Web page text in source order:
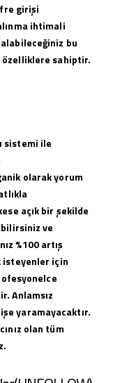
girişi
ihtimali
bu
sahiptir.
sistemi ile
olarak yorum
açık bir şekilde
ve
%100 artış
isteyenler için
Anlamsız
yaramayacaktır.
olan tüm